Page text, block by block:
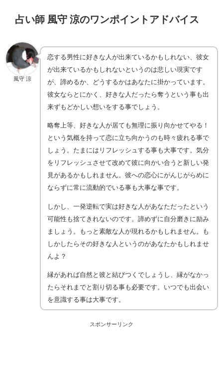
占い師 風守 涼のワンポイントアドバイス
風守 涼
恋する男性に好きな人が出来ているかもしれない、彼女
が出来ているかもしれないというのは悲しい現実です
が、諦めるか、どうするかはあなたに掛かっています。
彼女ならとにかく、好きな人だったら奪うという事も出
来ずもどかしい想いをする事でしょう。
略奪上等、好きな人が居ても無理に振り向かせてやる！
という気概を持って恋に立ち向かうのも時々疲れる事で
しょう。たまにはリフレッシュする事も大事です。気分
をリフレッシュさせて改めて彼に向かい合うと新しい発
見があるかもしれません。彼への恋心にがんじがらめに
ならずに常に流動的でいる事も大事な事です。
しかし、一発逆転で実は好きな人があなただったという
可能性も捨てきれないのです。諦めずに自分磨きに励み
ましょう。もっと素敵な人が現れるかもしれません。も
しかしたらその好きな人というのがあなたかもしれませ
んよ？
縁があれば自然と彼と結びつくでしょうし、縁がなかっ
たらそれまでと割り切る事も必要です。いつでも出会い
を意識する事は大事です。
スポンサーリンク